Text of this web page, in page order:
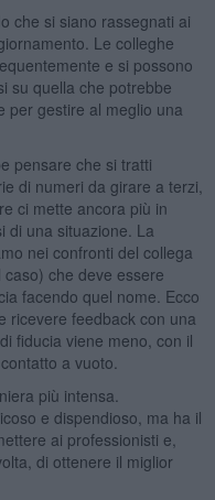
che si siano rassegnati ai
Le colleghe
e si possono
su quella che potrebbe
per gestire al meglio una
pensare che si tratti
di numeri da girare a terzi,
ci mette ancora più in
di una situazione. La
nei confronti del collega
che deve essere
facendo quel nome. Ecco
ricevere feedback con una
fiducia viene meno, con il
a vuoto.
più intensa.
e dispendioso, ma ha il
ai professionisti e,
di ottenere il miglior